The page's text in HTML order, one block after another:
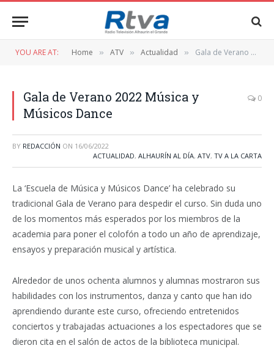
YOU ARE AT: Home » ATV » Actualidad » Gala de Verano 2022 Música y Músicos Dance
Gala de Verano 2022 Música y
Músicos Dance
0
BY REDACCIÓN ON 16/06/2022
ACTUALIDAD, ALHAURÍN AL DÍA, ATV, TV A LA CARTA
La ‘Escuela de Música y Músicos Dance’ ha celebrado su
tradicional Gala de Verano para despedir el curso. Sin duda uno
de los momentos más esperados por los miembros de la
academia para poner el colofón a todo un año de aprendizaje,
ensayos y preparación musical y artística.
Alrededor de unos ochenta alumnos y alumnas mostraron sus
habilidades con los instrumentos, danza y canto que han ido
aprendiendo durante este curso, ofreciendo entretenidos
conciertos y trabajadas actuaciones a los espectadores que se
dieron cita en el salón de actos de la biblioteca municipal.